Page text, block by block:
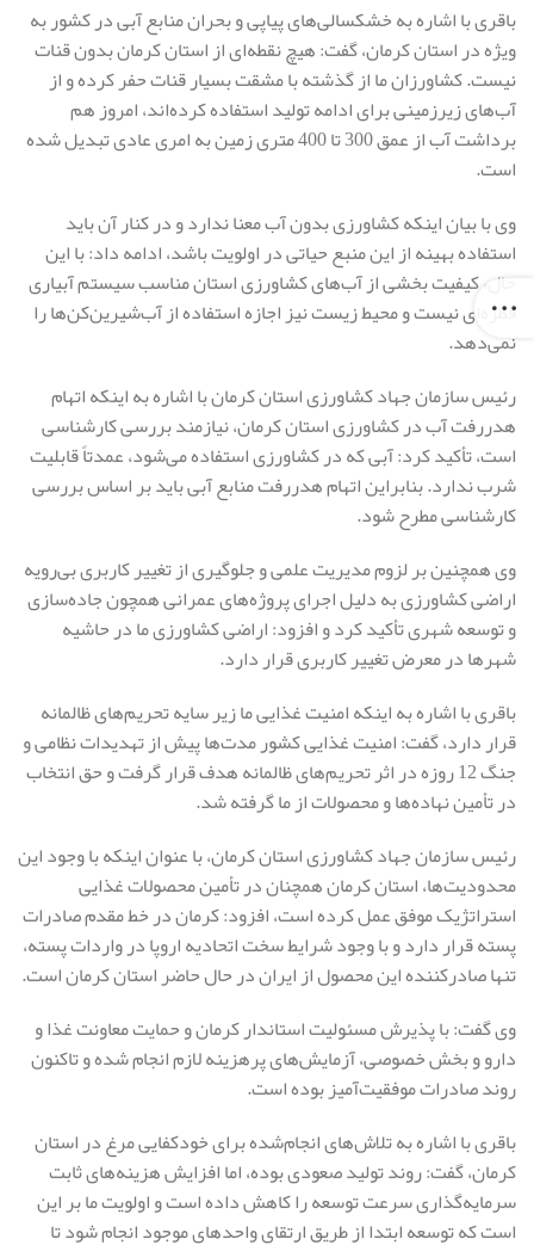
باقری با اشاره به خشکسالی‌های پیاپی و بحران منابع آبی در کشور به
ویژه در استان کرمان، گفت: هیچ نقطه‌ای از استان کرمان بدون قنات
نیست. کشاورزان ما از گذشته با مشقت بسیار قنات حفر کرده و از
آب‌های زیرزمینی برای ادامه تولید استفاده کرده‌اند، امروز هم
برداشت آب از عمق 300 تا 400 متری زمین به امری عادی تبدیل شده
است.
وی با بیان اینکه کشاورزی بدون آب معنا ندارد و در کنار آن باید
استفاده بهینه از این منبع حیاتی در اولویت باشد، ادامه داد: با این
حال، کیفیت بخشی از آب‌های کشاورزی استان مناسب سیستم آبیاری
قطره‌ای نیست و محیط زیست نیز اجازه استفاده از آب‌شیرین‌کن‌ها را
نمی‌دهد.
رئیس سازمان جهاد کشاورزی استان کرمان با اشاره به اینکه اتهام
هدررفت آب در کشاورزی استان کرمان، نیازمند بررسی کارشناسی
است، تأکید کرد: آبی که در کشاورزی استفاده می‌شود، عمدتاً قابلیت
شرب ندارد. بنابراین اتهام هدررفت منابع آبی باید بر اساس بررسی
کارشناسی مطرح شود.
وی همچنین بر لزوم مدیریت علمی و جلوگیری از تغییر کاربری بی‌رویه
اراضی کشاورزی به دلیل اجرای پروژه‌های عمرانی همچون جاده‌سازی
و توسعه شهری تأکید کرد و افزود: اراضی کشاورزی ما در حاشیه
شهرها در معرض تغییر کاربری قرار دارد.
باقری با اشاره به اینکه امنیت غذایی ما زیر سایه تحریم‌های ظالمانه
قرار دارد، گفت: امنیت غذایی کشور مدت‌ها پیش از تهدیدات نظامی و
جنگ 12 روزه در اثر تحریم‌های ظالمانه هدف قرار گرفت و حق انتخاب
در تأمین نهاده‌ها و محصولات از ما گرفته شد.
رئیس سازمان جهاد کشاورزی استان کرمان، با عنوان اینکه با وجود این
محدودیت‌ها، استان کرمان همچنان در تأمین محصولات غذایی
استراتژیک موفق عمل کرده است، افزود: کرمان در خط مقدم صادرات
پسته قرار دارد و با وجود شرایط سخت اتحادیه اروپا در واردات پسته،
تنها صادرکننده این محصول از ایران در حال حاضر استان کرمان است.
وی گفت: با پذیرش مسئولیت استاندار کرمان و حمایت معاونت غذا و
دارو و بخش خصوصی، آزمایش‌های پرهزینه لازم انجام شده و تاکنون
روند صادرات موفقیت‌آمیز بوده است.
باقری با اشاره به تلاش‌های انجام‌شده برای خودکفایی مرغ در استان
کرمان، گفت: روند تولید صعودی بوده، اما افزایش هزینه‌های ثابت
سرمایه‌گذاری سرعت توسعه را کاهش داده است و اولویت ما بر این
است که توسعه ابتدا از طریق ارتقای واحدهای موجود انجام شود تا